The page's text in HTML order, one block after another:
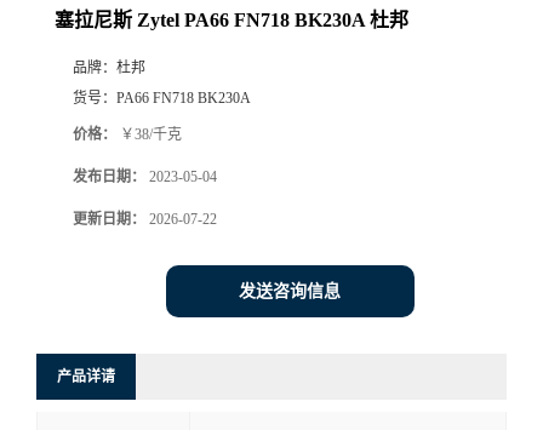
厅
系
塞拉尼斯 Zytel PA66 FN718 BK230A 杜邦
品牌： 杜邦
货号： PA66 FN718 BK230A
价格： ￥38/千克
发布日期： 2023-05-04
更新日期： 2026-07-22
发送咨询信息
产品详请